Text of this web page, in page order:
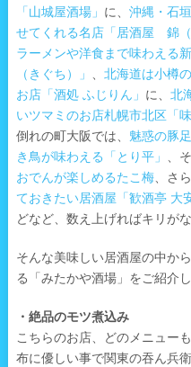
「山城屋酒場」 に、 沖縄・石
せてくれる名店「居酒屋 錦（
ラーメンや洋食まで味わえる
（きぐち）」 、 北海道は小樽
お店「酒処 ふじりん」 に、 北
いツマミのお店札幌市北区「
倒れの町大阪では、 魅惑の豚
き鳥が味わえる「とり平」 、
おでんが楽しめるたこ梅、さ
ておきたい居酒屋「歓酒亭 大
どなど、数え上げればキリがな
そんな美味しい居酒屋の中か
る「みたかや酒場」をご紹介し
・絶品のモツ煮込み
こちらのお店、どのメニュー
布に優しい事で関東の吞ん兵